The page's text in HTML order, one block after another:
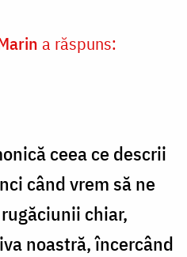
a răspuns:
ceea ce descrii
când vrem să ne
chiar,
noastră, încercând